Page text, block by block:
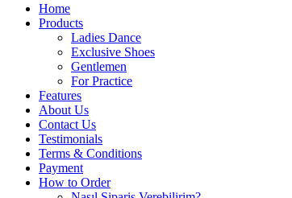
Home
Products
Ladies Dance
Exclusive Shoes
Gentlemen
For Practice
Features
About Us
Contact Us
Testimonials
Terms & Conditions
Payment
How to Order